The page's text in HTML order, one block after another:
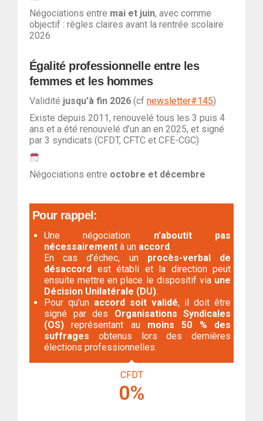
Négociations entre mai et juin, avec comme
objectif : règles claires avant la rentrée scolaire
2026
Égalité professionnelle entre les
femmes et les hommes
Validité jusqu’à fin 2026 (cf newsletter#145)
Existe depuis 2011, renouvelé tous les 3 puis 4
ans et a été renouvelé d’un an en 2025, et signé
par 3 syndicats (CFDT, CFTC et CFE-CGC)
Négociations entre octobre et décembre
Pour rappel:
Une négociation n’aboutit pas
nécessairement à un accord.
En cas d’échec, un procès-verbal de
désaccord
est établi et la direction peut
ensuite mettre en place le dispositif via une
Décision Unilatérale (DU).
Pour qu’un accord soit validé, il doit être
signé par des Organisations Syndicales
(OS) représentant au moins 50 % des
suffrages obtenus lors des dernières
élections professionnelles.
CFDT
0%